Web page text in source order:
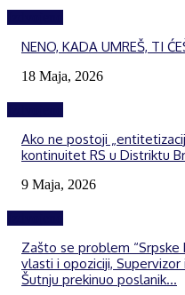
NENO, KADA UMREŠ, TI
18 Maja, 2026
Ako ne postoji
kontinuitet RS u Distriktu
9 Maja, 2026
Zašto se problem “Srpske
vlasti i opoziciji,
Šutnju prekinuo poslanik...